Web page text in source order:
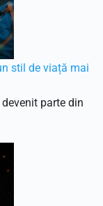
stil de viață mai
parte din